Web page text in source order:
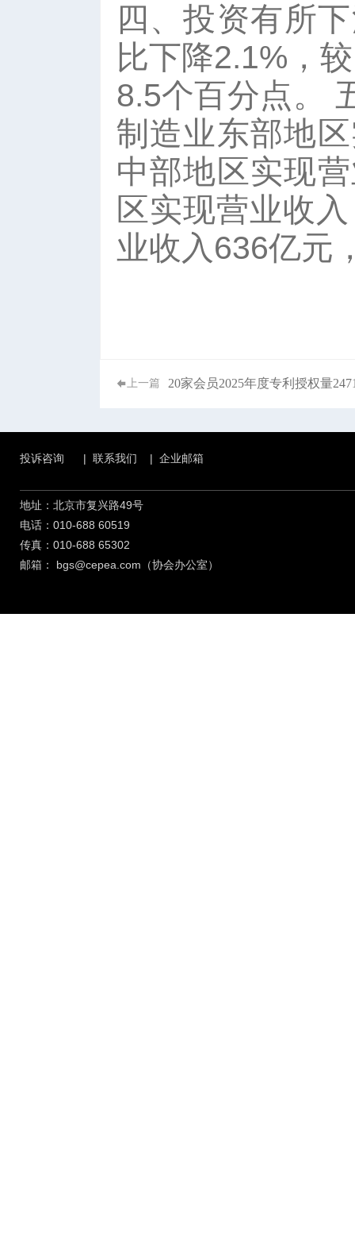
四、投资有所
比下降2.1%，
8.5个百分点。
制造业东部地
中部地区实现
区实现营业收
业收入636亿元
上一篇 20家会员2025年度专利授权量
地址：北京市复兴路49号
电话：010-688 60519
传真：010-688 65302
邮箱：
bgs@cepea.com（协会办公室）
投诉咨询 | 联系我们 | 企业邮箱